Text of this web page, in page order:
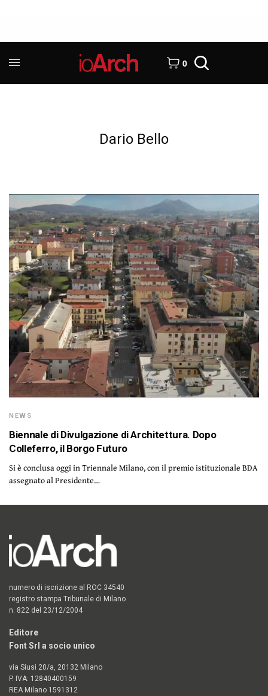
0
Dario Bello
NEWS
Biennale di Divulgazione di Architettura. Dopo
Colleferro, il Borgo Futuro
Si è conclusa oggi in Triennale Milano, con il premio istituzionale BDA
assegnato al Presidente…
numero di iscrizione al ROC 34540
registro stampa Tribunale di Milano
n. 822 del 23/12/2004
Editore
Font Srl a socio unico
via Siusi 20/a, 20132 Milano
P. IVA: 12840400159
REA Milano 1591312